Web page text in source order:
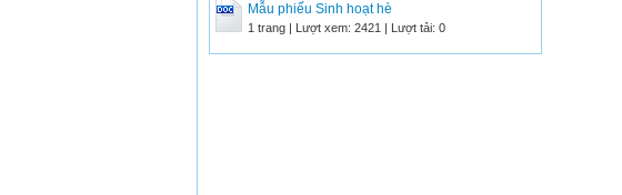
Mẫu phiếu Sinh hoạt hè
1 trang | Lượt xem: 2421 | Lượt tải: 0